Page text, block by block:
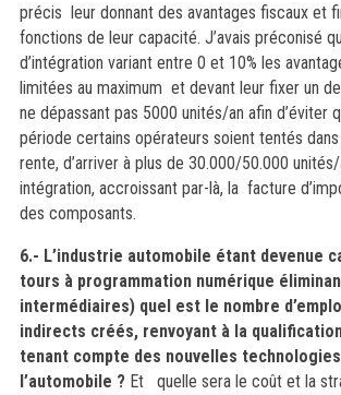
précis leur donnant des avantages fiscaux et
fonctions de leur capacité. J’avais préconisé
d’intégration variant entre 0 et 10% les
limitées au maximum et devant leur fixer un
ne dépassant pas 5000 unités/an afin d’éviter
période certains opérateurs soient tentés
rente, d’arriver à plus de 30.000/50.000 unités/
intégration, accroissant par-là, la facture
des composants.
6.- L’industrie automobile étant devenue
tours à programmation numérique
intermédiaires) quel est le nombre
indirects créés, renvoyant à la
tenant compte des nouvelles
l’automobile ?Et quelle sera le coût et la